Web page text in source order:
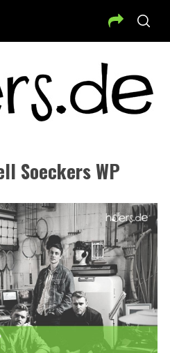
Soeckers WP